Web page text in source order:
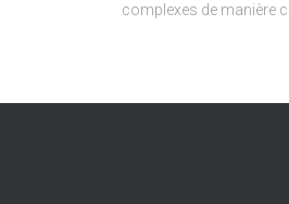
complexes de manière